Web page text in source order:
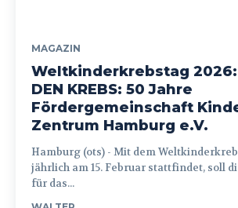
MAGAZIN
Weltkinderkrebstag 2026:
DEN KREBS: 50 Jahre
Fördergemeinschaft
Zentrum Hamburg e.V.
Hamburg (ots) - Mit dem Weltkinderkrebstag, der
jährlich am 15. Februar stattfindet, soll
für das...